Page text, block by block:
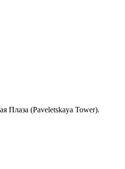
Плаза (Paveletskaya Tower).